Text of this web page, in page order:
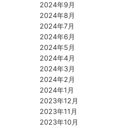
2024年9月
2024年8月
2024年7月
2024年6月
2024年5月
2024年4月
2024年3月
2024年2月
2024年1月
2023年12月
2023年11月
2023年10月